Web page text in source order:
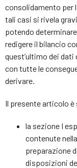
consolidamento per
tali casi si rivela
potendo
redigere il bilancio
quest’ultimo dei
con tutte le
derivare.
Il presente articolo
la sezione I
contenute
preparazione
disposizioni